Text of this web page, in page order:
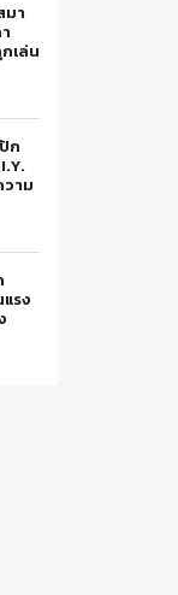
มา
เล่น
ก
าม
รง